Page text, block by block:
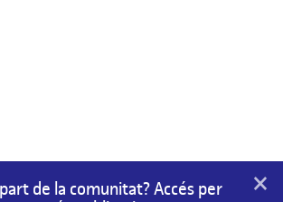
de la comunitat? Accés per
×